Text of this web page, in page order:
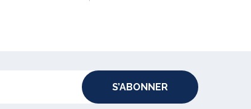
S’ABONNER